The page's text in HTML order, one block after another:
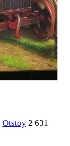
Otstoy 2 631